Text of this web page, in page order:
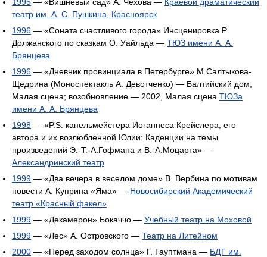
театр им. А. С. Пушкина, Красноярск
1996 — «Соната счастливого города» Инсценировка Р.
Должанского по сказкам О. Уайльда — ТЮЗ имени А. А.
Брянцева
1996 — «Дневник провинциала в Петербурге» М.Салтыкова-
Щедрина (Моноспектакль А. Девотченко) — Балтийский дом,
Малая сцена; возобновление — 2002, Малая сцена ТЮЗа
имени А. А. Брянцева
1998 — «P.S. капельмейстера Иоганнеса Крейслера, его
автора и их возлюбленной Юлии: Каденции на темы
произведений Э.-Т.-А.Гофмана и В.-А.Моцарта» —
Александринский театр
1999 — «Два вечера в веселом доме» В. Вербина по мотивам
повести А. Куприна «Яма» — Новосибирский Академический
театр «Красный факел»
1999 — «Декамерон» Бокаччо — Учебный театр на Моховой
1999 — «Лес» А. Островского — Театр на Литейном
2000 — «Перед заходом солнца» Г. Гауптмана — БДТ им.